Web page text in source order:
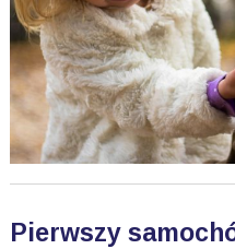
Pierwszy